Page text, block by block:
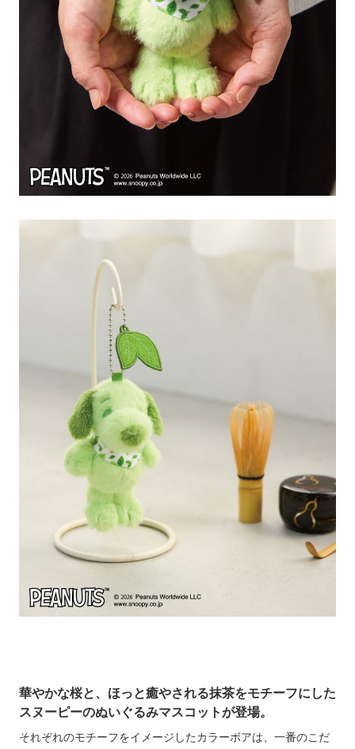
華やかな桜と、ほっと癒やされる抹茶をモチーフにした
スヌーピーのぬいぐるみマスコットが登場。
それぞれのモチーフをイメージしたカラーボアは、一番のこだ